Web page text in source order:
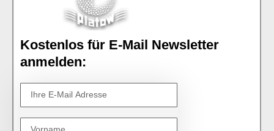
Kostenlos für E-Mail Newsletter
anmelden: